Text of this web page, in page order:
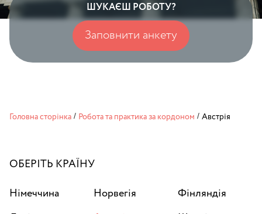
ШУКАЄШ РОБОТУ?
Заповнити анкету
Головна сторінка / Робота та практика за кордоном / Австрія
ОБЕРІТЬ КРАЇНУ
Німеччина
Норвегія
Фінляндія